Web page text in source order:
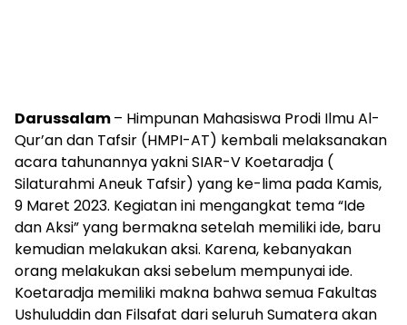
Darussalam– Himpunan Mahasiswa Prodi Ilmu Al-
Qur’an dan Tafsir (HMPI-AT) kembali melaksanakan
acara tahunannya yakni SIAR-V Koetaradja (
Silaturahmi Aneuk Tafsir) yang ke-lima pada Kamis,
9 Maret 2023. Kegiatan ini mengangkat tema “Ide
dan Aksi” yang bermakna setelah memiliki ide, baru
kemudian melakukan aksi. Karena, kebanyakan
orang melakukan aksi sebelum mempunyai ide.
Koetaradja memiliki makna bahwa semua Fakultas
Ushuluddin dan Filsafat dari seluruh Sumatera akan